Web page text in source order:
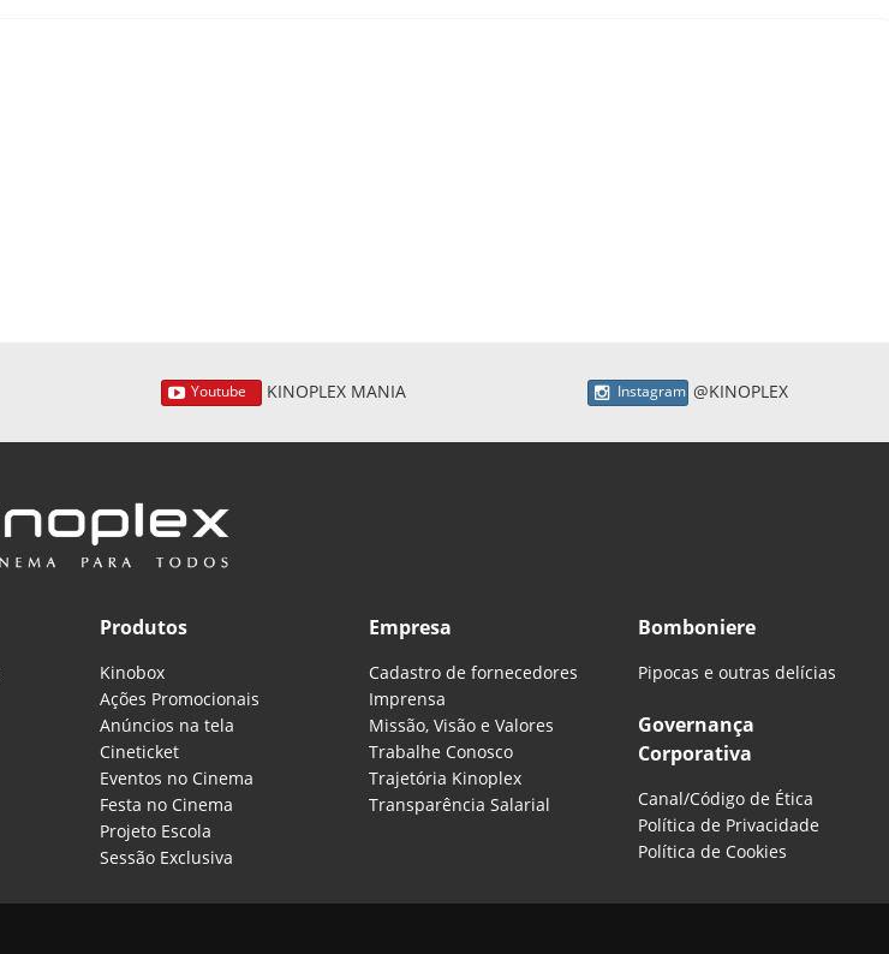
Youtube KINOPLEX MANIA Instagram @KINOPLEX
Produtos
Kinobox
Ações Promocionais
Anúncios na tela
Cineticket
Eventos no Cinema
Festa no Cinema
Projeto Escola
Sessão Exclusiva
Empresa
Cadastro de fornecedores
Imprensa
Missão, Visão e Valores
Trabalhe Conosco
Trajetória Kinoplex
Transparência Salarial
Bomboniere
Pipocas e outras delícias
Governança
Corporativa
Canal/Código de Ética
Política de Privacidade
Política de Cookies